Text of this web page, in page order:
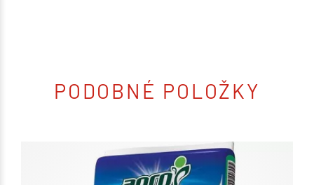
PODOBNÉ POLOŽKY